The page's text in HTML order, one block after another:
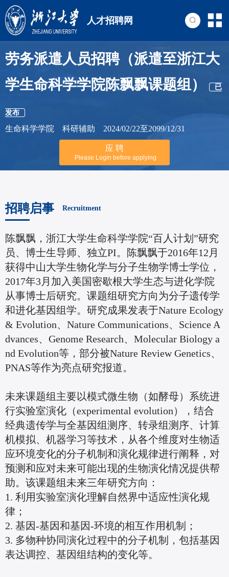
人才招聘网
劳务派遣人员招聘（派遣至浙江大
学生命科学学院陈飘飘课题组）
已
发布
生命科学学院 科研辅助 2024/02/22至2099/12/31
应 聘
Please Login before applying
招聘启事 Recruitment
陈飘飘，浙江大学生命科学学院“百人计划”研究
员、博士生导师、独立PI。陈飘飘于2016年12月
获得中山大学生物化学与分子生物学博士学位，
2017年3月加入美国密歇根大学生态与进化学院
从事博士后研究。课题组研究方向为分子遗传学
和进化基因组学。研究成果发表于Nature Ecology
& Evolution、Nature Communications、Science A
dvances、Genome Research、Molecular Biology a
nd Evolution等，部分被Nature Review Genetics、
PNAS等作为亮点研究报道。
未来课题组主要以模式微生物（如酵母）系统进
行实验室演化（experimental evolution），结合
经典遗传学与全基因组测序、转录组测序、计算
机模拟、机器学习等技术，从各个维度对生物适
应环境变化的分子机制和演化规律进行阐释，对
预测和应对未来可能出现的生物演化情况提供帮
助。该课题组未来三年研究方向：
1. 利用实验室演化理解自然界中适应性演化规
律；
2. 基因-基因和基因-环境的相互作用机制；
3. 多物种协同演化过程中的分子机制，包括基因
表达调控、基因组结构的变化等。